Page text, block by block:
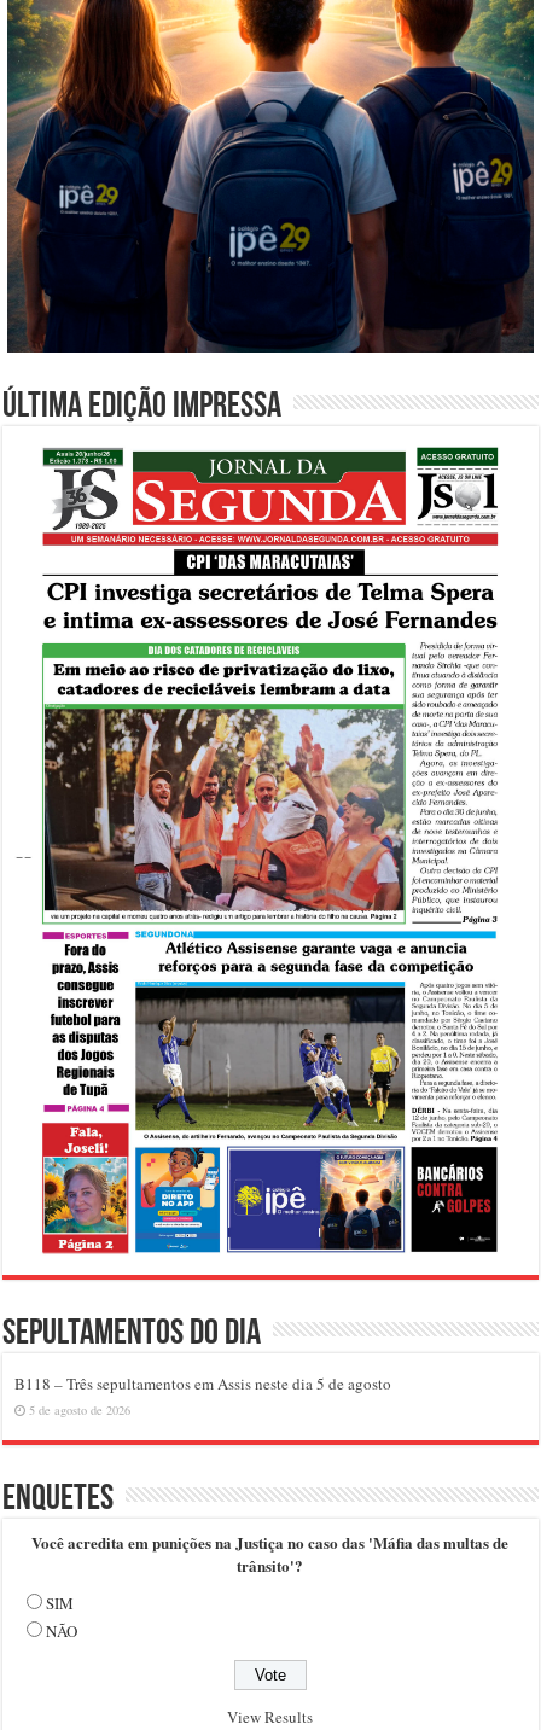
Última edição impressa
Sepultamentos do dia
B118 – Três sepultamentos em Assis neste dia 5 de agosto
5 de agosto de 2026
Enquetes
Você acredita em punições na Justiça no caso das 'Máfia das multas de
trânsito'?
SIM
NÃO
View Results